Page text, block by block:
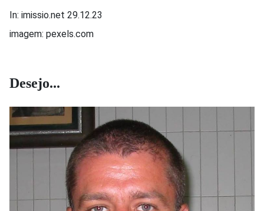
In: imissio.net 29.12.23
imagem: pexels.com
Desejo...